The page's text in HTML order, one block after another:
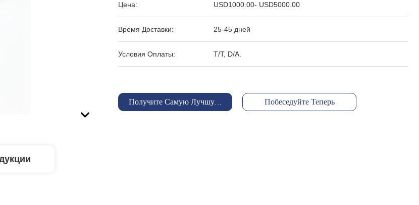
Цена: USD1000.00- USD5000.00
Время Доставки: 25-45 дней
Условия Оплаты: T/T, D/A.
Получите Самую Лучшую Цену Побеседуйте Теперь